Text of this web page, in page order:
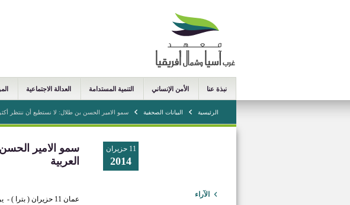
نبذة عنا الأمن الإنساني التنمية المستدامة العدالة الاجتماعية
الرئيسية البيانات الصحفية سمو الامير الحسن بن طلال: لا نستطيع أن ننتظر أكثر
11 حزيران
2014
الآراء
سمو الامير
العربية
عمان 11 حزيران (